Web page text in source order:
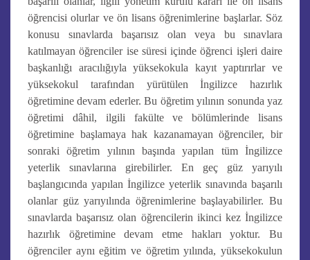
öğrencisi olurlar ve ön lisans öğrenimlerine başlarlar. Söz
konusu sınavlarda başarısız olan veya bu sınavlara
katılmayan öğrenciler ise süresi içinde öğrenci işleri daire
başkanlığı aracılığıyla yüksekokula kayıt yaptırırlar ve
yüksekokul tarafından yürütülen İngilizce hazırlık
öğretimine devam ederler. Bu öğretim yılının sonunda yaz
öğretimi dâhil, ilgili fakülte ve bölümlerinde lisans
öğretimine başlamaya hak kazanamayan öğrenciler, bir
sonraki öğretim yılının başında yapılan tüm İngilizce
yeterlik sınavlarına girebilirler. En geç güz yarıyılı
başlangıcında yapılan İngilizce yeterlik sınavında başarılı
olanlar güz yarıyılında öğrenimlerine başlayabilirler. Bu
sınavlarda başarısız olan öğrencilerin ikinci kez İngilizce
hazırlık öğretimine devam etme hakları yoktur. Bu
öğrenciler aynı eğitim ve öğretim yılında, yüksekokulun